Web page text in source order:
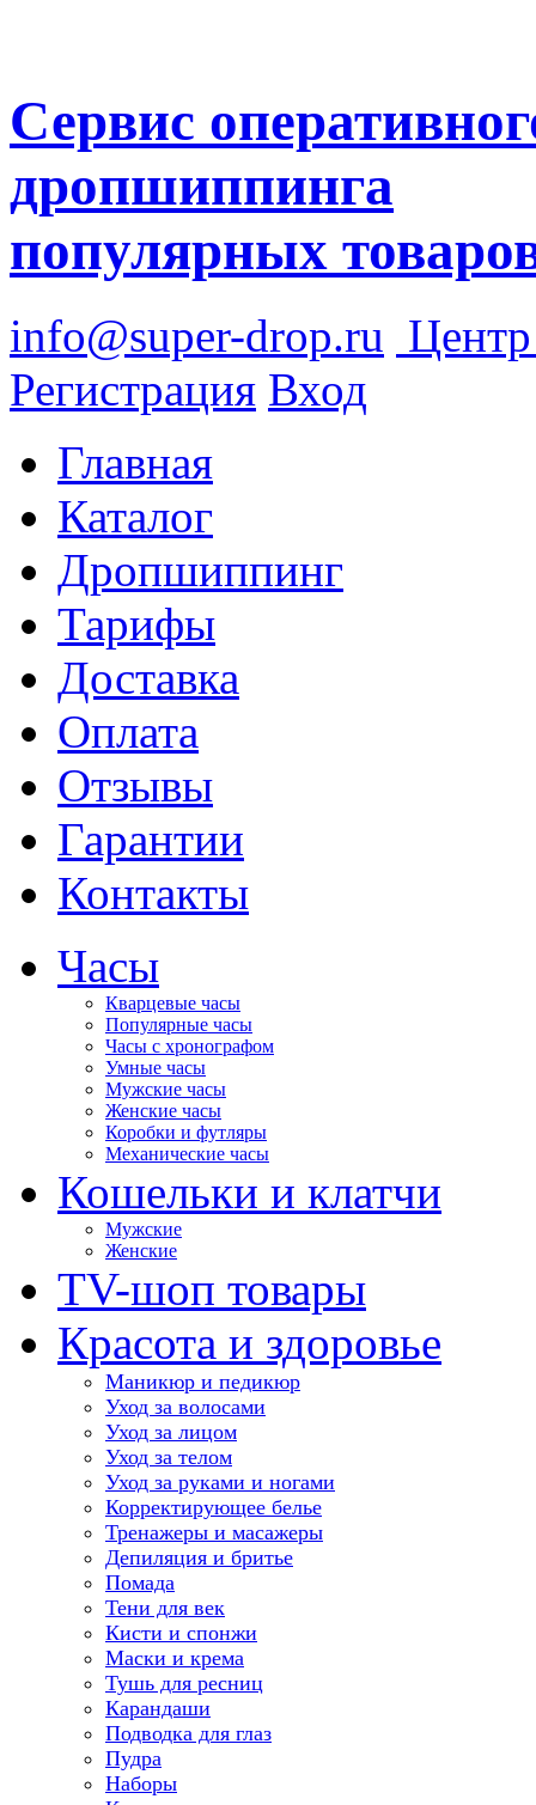
Сервис
дропшиппинга
популярных
info@super-drop.ru
Регистрация Вход
Главная
Каталог
Дропшиппинг
Тарифы
Доставка
Оплата
Отзывы
Гарантии
Контакты
Часы
Кварцевые часы
Популярные часы
Часы с хронографом
Умные часы
Мужские часы
Женские часы
Коробки и футляры
Механические часы
Кошельки и клатчи
Мужские
Женские
TV-шоп товары
Красота и здоровье
Маникюр и педикюр
Уход за волосами
Уход за лицом
Уход за телом
Уход за руками и ногами
Корректирующее белье
Тренажеры и масажеры
Депиляция и бритье
Помада
Тени для век
Кисти и спонжи
Маски и крема
Тушь для ресниц
Карандаши
Подводка для глаз
Пудра
Наборы